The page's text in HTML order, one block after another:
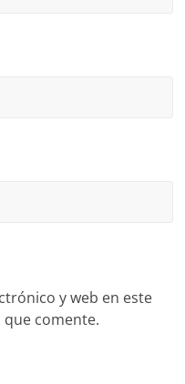
y web en este
comente.